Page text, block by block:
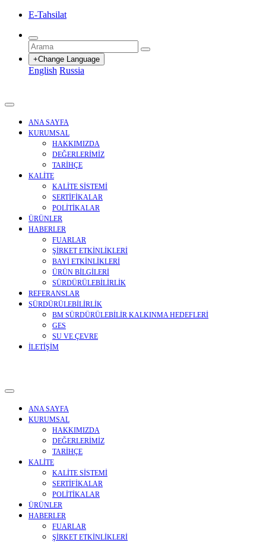
E-Tahsilat
+Change Language
English Russia
ANA SAYFA
KURUMSAL
HAKKIMIZDA
DEĞERLERİMİZ
TARİHÇE
KALİTE
KALİTE SİSTEMİ
SERTİFİKALAR
POLİTİKALAR
ÜRÜNLER
HABERLER
FUARLAR
ŞİRKET ETKİNLİKLERİ
BAYİ ETKİNLİKLERİ
ÜRÜN BİLGİLERİ
SÜRDÜRÜLEBİLİRLİK
REFERANSLAR
SÜRDÜRÜLEBİLİRLİK
BM SÜRDÜRÜLEBİLİR KALKINMA HEDEFLERİ
GES
SU VE ÇEVRE
İLETİŞİM
ANA SAYFA
KURUMSAL
HAKKIMIZDA
DEĞERLERİMİZ
TARİHÇE
KALİTE
KALİTE SİSTEMİ
SERTİFİKALAR
POLİTİKALAR
ÜRÜNLER
HABERLER
FUARLAR
ŞİRKET ETKİNLİKLERİ